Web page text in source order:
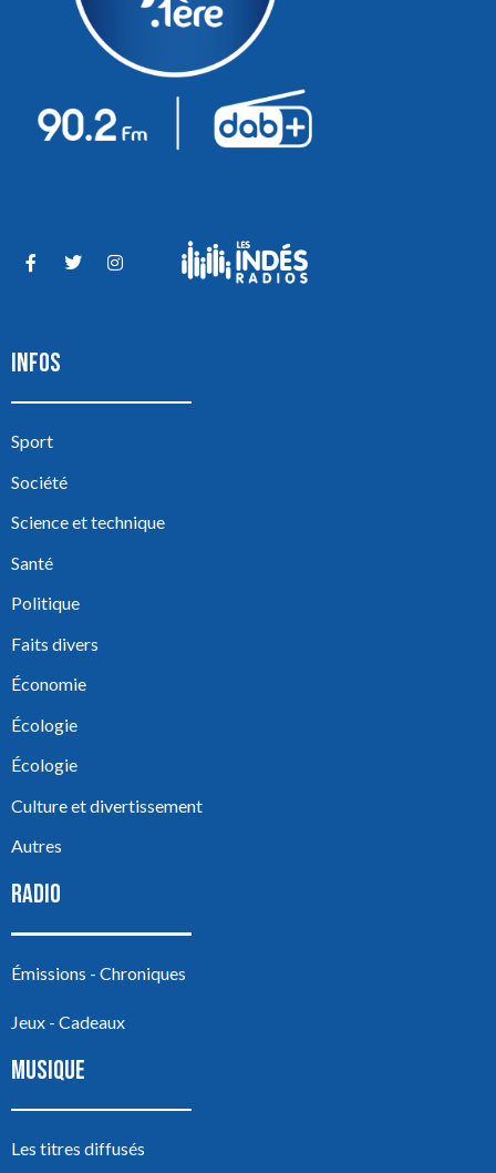
INFOS
Sport
Société
Science et technique
Santé
Politique
Faits divers
Économie
Écologie
Écologie
Culture et divertissement
Autres
RADIO
Émissions - Chroniques
Jeux - Cadeaux
MUSIQUE
Les titres diffusés